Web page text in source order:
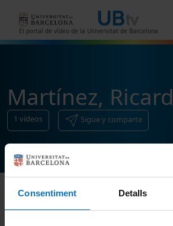
Consentiment Detalls
El portal de vídeo de la Universitat de Barcelona
Martínez, Ricard
1 vídeos Sigue y comparte
Ordenar